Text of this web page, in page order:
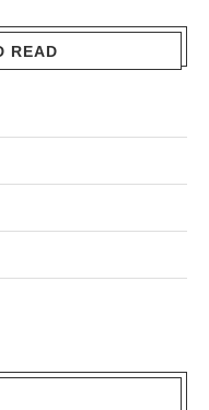
READ